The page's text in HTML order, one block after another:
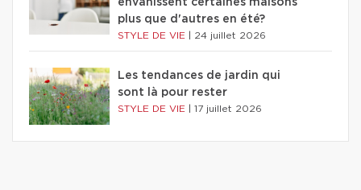
envahissent certaines maisons
plus que d'autres en été?
STYLE DE VIE 24 juillet 2026
Les tendances de jardin qui
sont là pour rester
STYLE DE VIE 17 juillet 2026